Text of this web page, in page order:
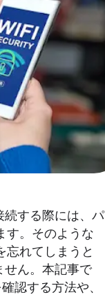
続する際には、パ
す。そのような
忘れてしまうと
せん。本記事で
認する方法や、